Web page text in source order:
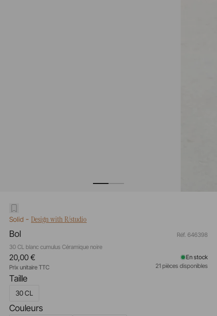
Solid - Design with R/studio
Bol
30 CL blanc cumulus Céramique noire
Réf. 646398
Taille
30 CL
Couleurs
20,00 €
Prix unitaire TTC
En stock
21 pièces disponibles